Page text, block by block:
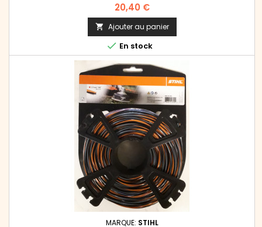
Prix
20,40 €
 Ajouter au panier
 En stock
MARQUE: STIHL